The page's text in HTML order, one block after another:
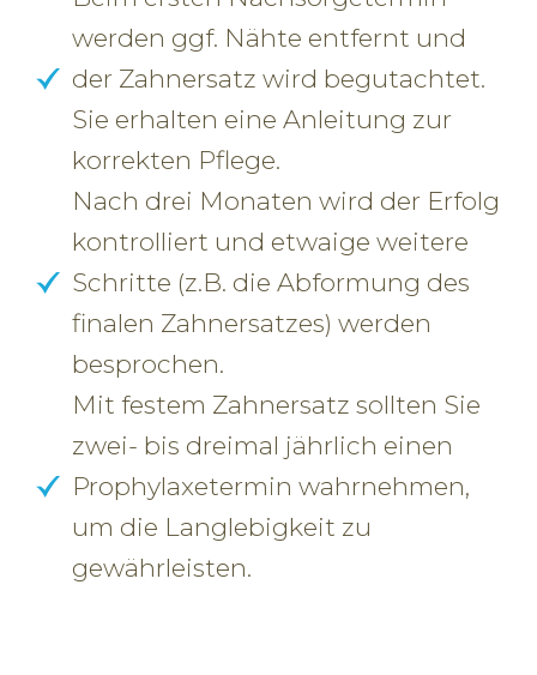
werden ggf. Nähte entfernt und
der Zahnersatz wird begutachtet.
Sie erhalten eine Anleitung zur
korrekten Pflege.
Nach drei Monaten wird der Erfolg
kontrolliert und etwaige weitere
Schritte (z.B. die Abformung des
finalen Zahnersatzes) werden
besprochen.
Mit festem Zahnersatz sollten Sie
zwei- bis dreimal jährlich einen
Prophylaxetermin wahrnehmen,
um die Langlebigkeit zu
gewährleisten.